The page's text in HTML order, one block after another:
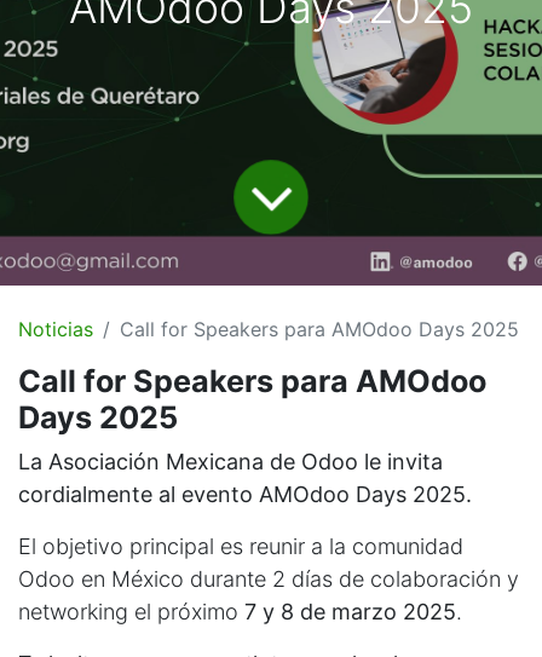
Noticias Call for Speakers para AMOdoo Days 2025
Call for Speakers para AMOdoo
Days 2025
La Asociación Mexicana de Odoo le invita
cordialmente al evento AMOdoo Days 2025.
El objetivo principal es reunir a la comunidad
Odoo en México durante 2 días de colaboración y
networking el próximo 7 y 8 de marzo 2025.